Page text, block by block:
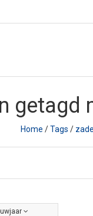
getagd
Home /Tags /